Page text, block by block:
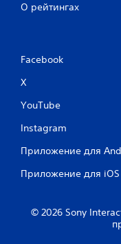
О рейтингах
Facebook
X
YouTube
Instagram
Приложение для
Приложение для iOS
© 2026 Sony